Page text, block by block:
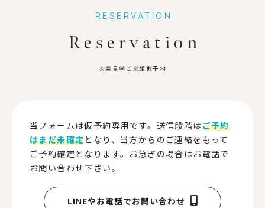
RESERVATION
Reservation
衣裳見学ご来館仮予約
当フォームは仮予約専用です。送信段階はご予約
はまだ未確定となり、当方からのご連絡をもって
ご予約確定となります。お急ぎの場合はお電話で
お問い合わせ下さい。
LINEやお電話でお問い合わせ